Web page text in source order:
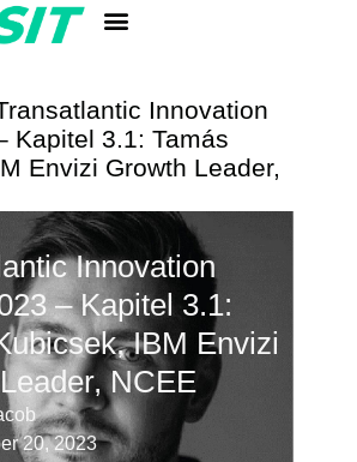
Innovation
Kapitel 3.1: Tamás
Envizi Growth Leader,
Innovation
– Kapitel 3.1:
IBM Envizi
NCEE
20, 2023